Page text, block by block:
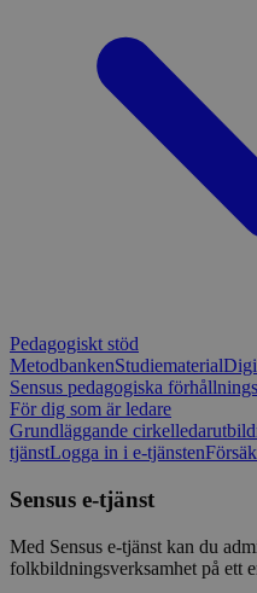
Pedagogiskt stöd
MetodbankenStudiematerial
Sensus pedagogiska
För dig som är ledare
Grundläggande
tjänstLogga in i e-tjänsten
Sensus e-tjänst
Med Sensus e-tjänst kan du
folkbildningsverksamhet på ett